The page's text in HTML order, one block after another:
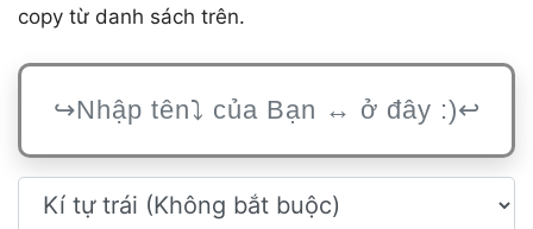
copy từ danh sách trên.